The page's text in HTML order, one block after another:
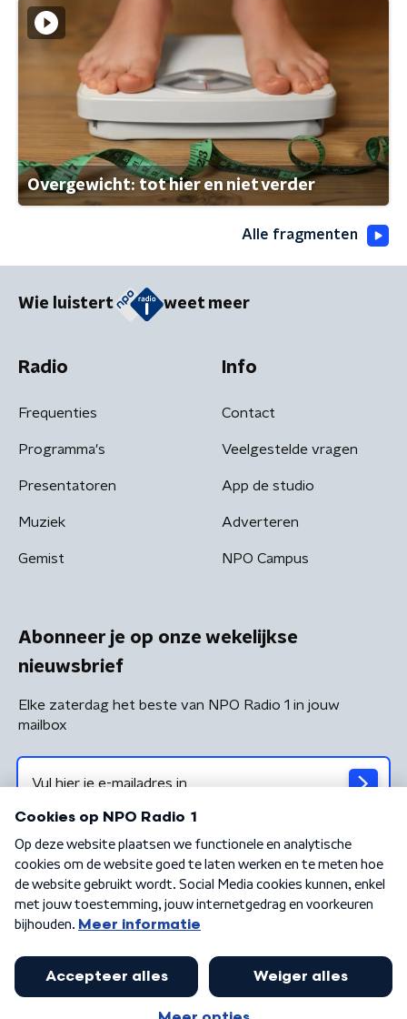
Overgewicht: tot hier en niet verder
Alle fragmenten
Wie luistert weet meer
Radio
Frequenties
Programma's
Presentatoren
Muziek
Gemist
Info
Contact
Veelgestelde vragen
App de studio
Adverteren
NPO Campus
Abonneer je op onze wekelijkse
nieuwsbrief
Elke zaterdag het beste van NPO Radio 1 in jouw
mailbox
Algemene voorwaarden